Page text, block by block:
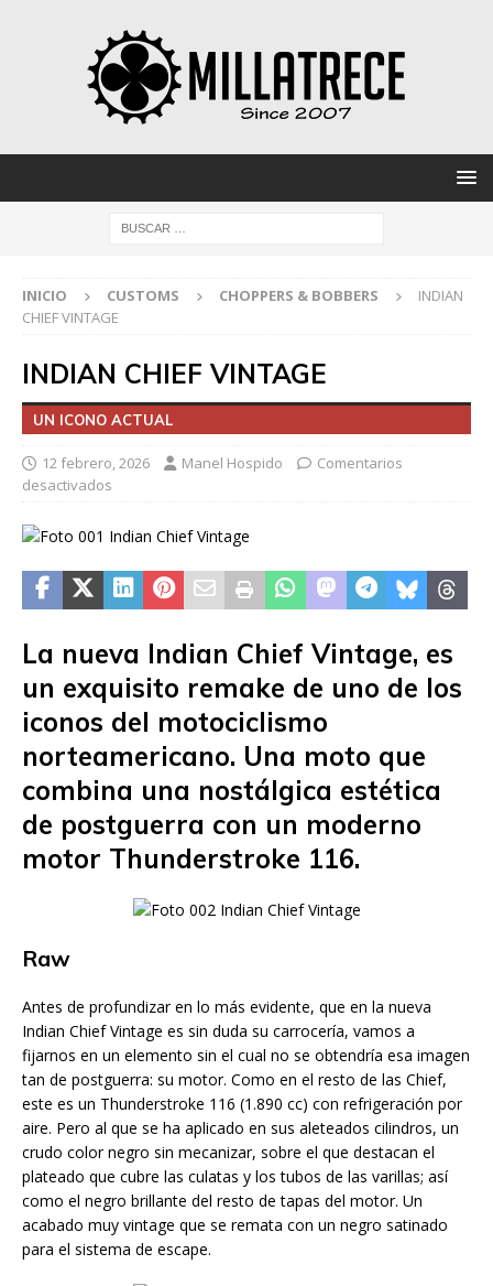
INICIO CUSTOMS CHOPPERS & BOBBERS
INDIAN
CHIEF VINTAGE
INDIAN CHIEF VINTAGE
UN ICONO ACTUAL
12 febrero, 2026 Manel Hospido
Comentarios
desactivados
La nueva Indian Chief Vintage, es
un exquisito remake de uno de los
iconos del motociclismo
norteamericano. Una moto que
combina una nostálgica estética
de postguerra con un moderno
motor Thunderstroke 116.
Raw
Antes de profundizar en lo más evidente, que en la nueva
Indian Chief Vintage es sin duda su carrocería, vamos a
fijarnos en un elemento sin el cual no se obtendría esa imagen
tan de postguerra: su motor. Como en el resto de las Chief,
este es un Thunderstroke 116 (1.890 cc) con refrigeración por
aire. Pero al que se ha aplicado en sus aleteados cilindros, un
crudo color negro sin mecanizar, sobre el que destacan el
plateado que cubre las culatas y los tubos de las varillas; así
como el negro brillante del resto de tapas del motor. Un
acabado muy vintage que se remata con un negro satinado
para el sistema de escape.